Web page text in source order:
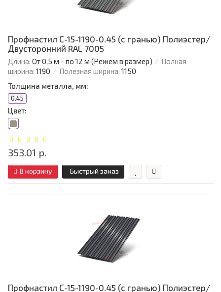
Профнастил С-15-1190-0.45 (с гранью) Полиэстер/
Двусторонний RAL 7005
Длина: От 0,5 м - по 12 м (Режем в размер)
Полная
ширина: 1190 Полезная ширина: 1150
Толщина металла, мм:
0.45
Цвет:
353.01 р.
В корзину Быстрый заказ
Профнастил С-15-1190-0.45 (с гранью) Полиэстер/